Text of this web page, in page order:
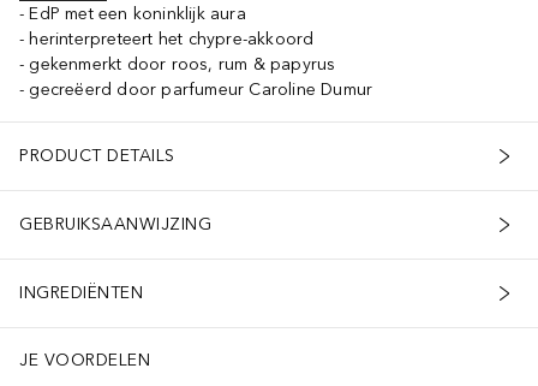
EdP met een koninklijk aura
herinterpreteert het chypre-akkoord
gekenmerkt door roos, rum & papyrus
gecreëerd door parfumeur Caroline Dumur
PRODUCT DETAILS
GEBRUIKSAANWIJZING
INGREDIËNTEN
JE VOORDELEN